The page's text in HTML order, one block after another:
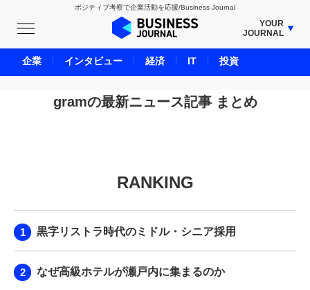
ポジティブ考察で企業活動を応援/Business Journal
YOUR
JOURNAL
BUSINESS JOURNAL
UNICORN JOURNAL
CARBON CREDITS JOURNAL
LIFE ENDING JOURNAL
BPaaS JOURNAL
gramの最新ニュース記事 まとめ
RANKING
黒字リストラ時代のミドル・シニア採用
なぜ高級ホテルが瀬戸内に集まるのか
企業 インタビュー 経済 IT 投資